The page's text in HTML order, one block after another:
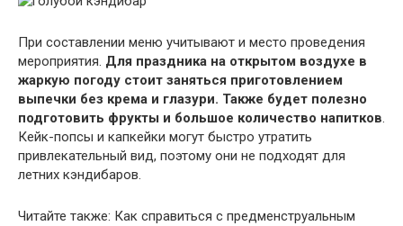
При составлении меню учитывают и место проведения
мероприятия. Для праздника на открытом воздухе в
жаркую погоду стоит заняться приготовлением
выпечки без крема и глазури. Также будет полезно
подготовить фрукты и большое количество напитков.
Кейк-попсы и капкейки могут быстро утратить
привлекательный вид, поэтому они не подходят для
летних кэндибаров.
Читайте также: Как справиться с предменструальным